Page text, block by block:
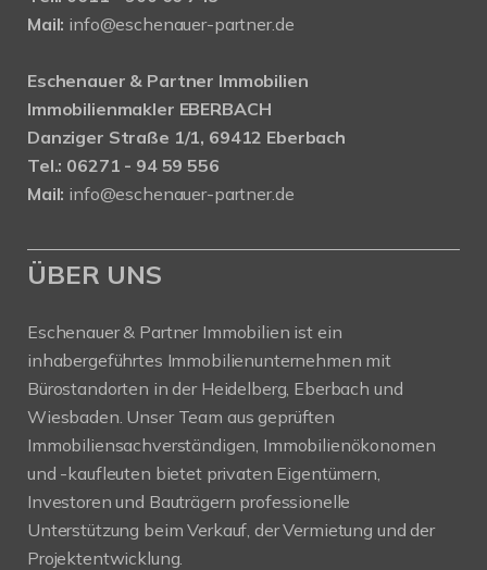
Mail: info@eschenauer-partner.de
Eschenauer & Partner Immobilien
Immobilienmakler EBERBACH
Danziger Straße 1/1, 69412 Eberbach
Tel.: 06271 - 94 59 556
Mail: info@eschenauer-partner.de
ÜBER UNS
Eschenauer & Partner Immobilien ist ein
inhabergeführtes Immobilienunternehmen mit
Bürostandorten in der Heidelberg, Eberbach und
Wiesbaden. Unser Team aus geprüften
Immobiliensachverständigen, Immobilienökonomen
und -kaufleuten bietet privaten Eigentümern,
Investoren und Bauträgern professionelle
Unterstützung beim Verkauf, der Vermietung und der
Projektentwicklung.